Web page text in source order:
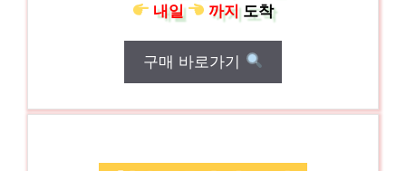
내일
까지도착
구매 바로가기